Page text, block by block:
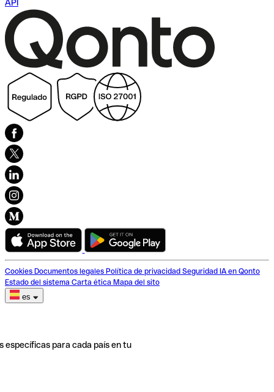
API
Cookies Documentos legales Política de privacidad Seguridad IA en Qonto
Estado del sistema Carta ética Mapa del sito
es
específicas para cada país en tu